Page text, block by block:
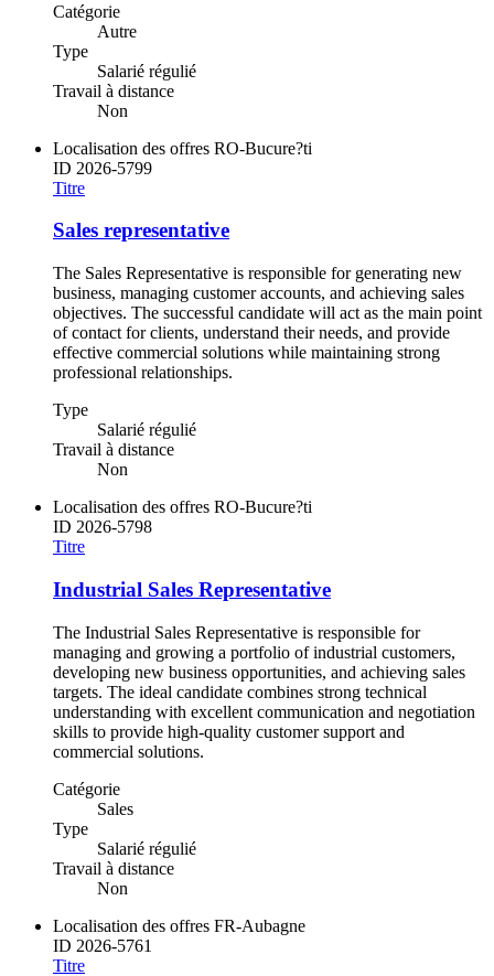
Catégorie
Autre
Type
Salarié régulié
Travail à distance
Non
Localisation des offres RO-Bucure?ti
ID 2026-5799
Titre
Sales representative
The Sales Representative is responsible for generating new
business, managing customer accounts, and achieving sales
objectives. The successful candidate will act as the main point
of contact for clients, understand their needs, and provide
effective commercial solutions while maintaining strong
professional relationships.
Type
Salarié régulié
Travail à distance
Non
Localisation des offres RO-Bucure?ti
ID 2026-5798
Titre
Industrial Sales Representative
The Industrial Sales Representative is responsible for
managing and growing a portfolio of industrial customers,
developing new business opportunities, and achieving sales
targets. The ideal candidate combines strong technical
understanding with excellent communication and negotiation
skills to provide high-quality customer support and
commercial solutions.
Catégorie
Sales
Type
Salarié régulié
Travail à distance
Non
Localisation des offres FR-Aubagne
ID 2026-5761
Titre